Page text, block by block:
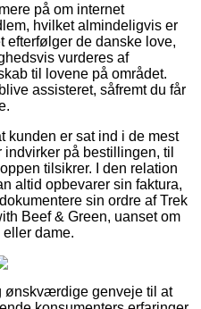
på om internet
hvilket almindeligvis er
efterfølger de danske love,
vurderes af
til lovene på området.
assisteret, såfremt du får
kunden er sat ind i de mest
på bestillingen, til
tilsikrer. I den relation
altid opbevarer sin faktura,
sin ordre af Trek
Beef & Green, uanset om
dame.
ønskværdige genveje til at